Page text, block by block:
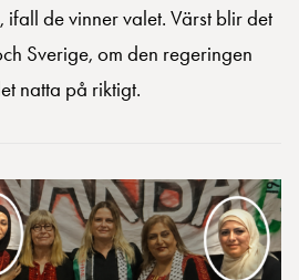
ifall de vinner valet. Värst blir det
Sverige, om den regeringen
natta på riktigt.